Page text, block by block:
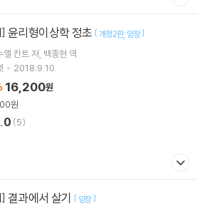
윤리형이상학 정초 [개정2판 양장]
엘 칸트 저 백종현 역
2018.9.10.
16,200원
원
(5)
결과에서 살기 [ 양장]